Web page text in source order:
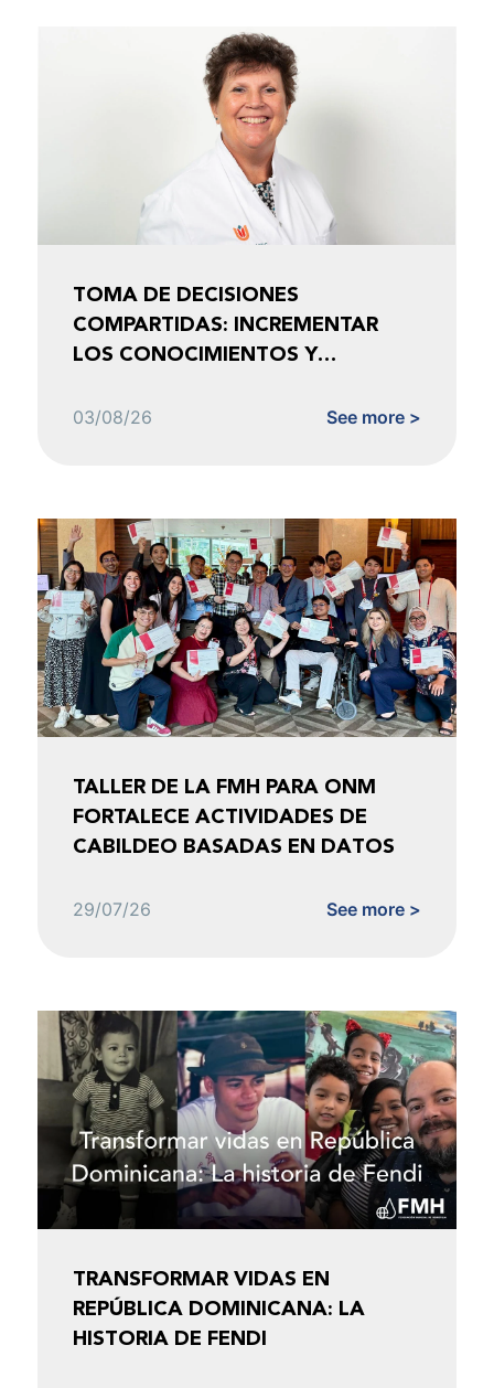
TOMA DE DECISIONES
COMPARTIDAS: INCREMENTAR
LOS CONOCIMIENTOS Y
03/08/26 See more >
TALLER DE LA FMH PARA ONM
FORTALECE ACTIVIDADES DE
CABILDEO BASADAS EN DATOS
29/07/26 See more >
TRANSFORMAR VIDAS EN
REPÚBLICA DOMINICANA: LA
HISTORIA DE FENDI